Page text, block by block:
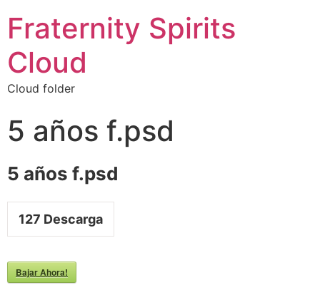
Fraternity Spirits
Cloud
Cloud folder
5 años f.psd
5 años f.psd
127 Descarga
Bajar Ahora!